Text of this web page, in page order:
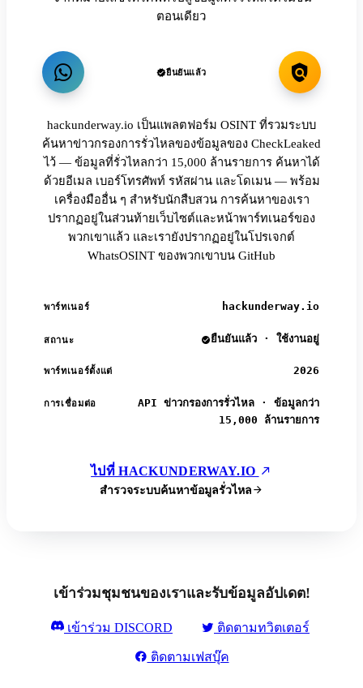
ตอนเดียว
ยืนยันแล้ว
hackunderway.io เป็นแพลตฟอร์ม OSINT ที่รวมระบบ
ค้นหาข่าวกรองการรั่วไหลของข้อมูลของ CheckLeaked
ไว้ — ข้อมูลที่รั่วไหลกว่า 15,000 ล้านรายการ ค้นหาได้
ด้วยอีเมล เบอร์โทรศัพท์ รหัสผ่าน และโดเมน — พร้อม
เครื่องมืออื่น ๆ สำหรับนักสืบสวน การค้นหาของเรา
ปรากฏอยู่ในส่วนท้ายเว็บไซต์และหน้าพาร์ทเนอร์ของ
พวกเขาแล้ว และเรายังปรากฏอยู่ในโปรเจกต์
WhatsOSINT ของพวกเขาบน GitHub
พาร์ทเนอร์ hackunderway.io
สถานะ ยืนยันแล้ว · ใช้งานอยู่
พาร์ทเนอร์ตั้งแต่ 2026
การเชื่อมต่อ
API ข่าวกรองการรั่วไหล · ข้อมูลกว่า
15,000 ล้านรายการ
ไปที่ HACKUNDERWAY.IO
สำรวจระบบค้นหาข้อมูลรั่วไหล
เข้าร่วมชุมชนของเราและรับข้อมูลอัปเดต!
เข้าร่วม DISCORD ติดตามทวิตเตอร์
ติดตามเฟสบุ๊ค